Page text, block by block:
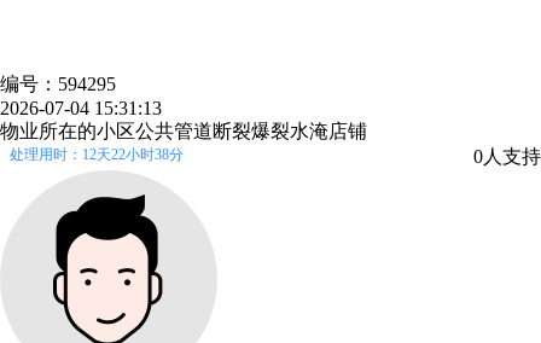
编号：594295
2026-07-04 15:31:13
物业所在的小区公共管道断裂爆裂水淹店铺
处理用时：12天22小时38分 0人支持